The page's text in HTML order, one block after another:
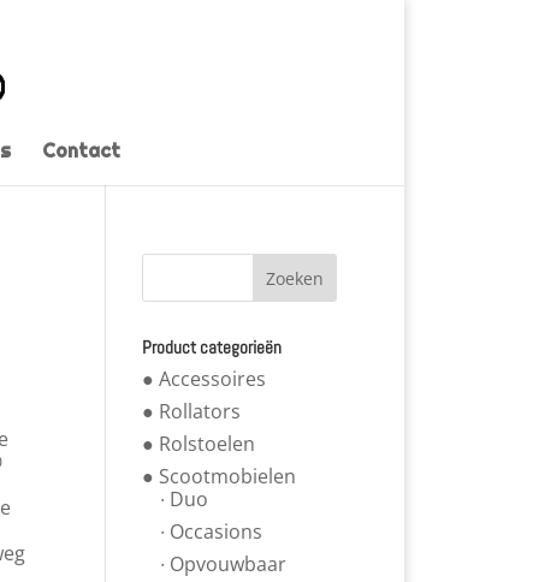
Contact
Product categorieën
● Accessoires
● Rollators
● Rolstoelen
● Scootmobielen
∙ Duo
∙ Occasions
∙ Opvouwbaar